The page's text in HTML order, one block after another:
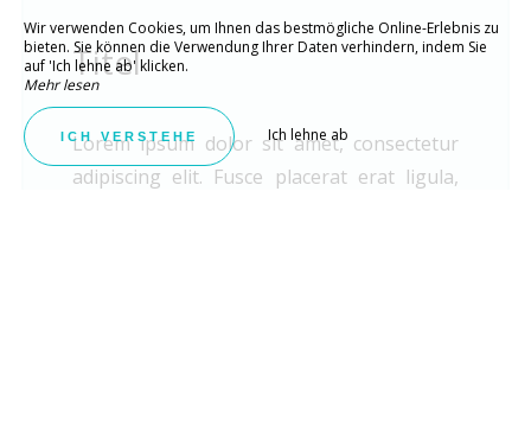
Titel
Lorem ipsum dolor sit amet, consectetur
adipiscing elit. Fusce placerat erat ligula,
Wir verwenden Cookies, um Ihnen das bestmögliche Online-Erlebnis zu
bieten. Sie können die Verwendung Ihrer Daten verhindern, indem Sie
auf 'Ich lehne ab' klicken.
Mehr lesen
ICH VERSTEHE Ich lehne ab